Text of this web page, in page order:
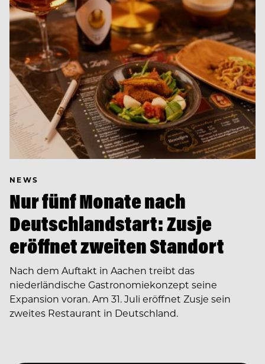
NEWS
Nur fünf Monate nach
Deutschlandstart: Zusje
eröffnet zweiten Standort
Nach dem Auftakt in Aachen treibt das
niederländische Gastronomiekonzept seine
Expansion voran. Am 31. Juli eröffnet Zusje sein
zweites Restaurant in Deutschland.